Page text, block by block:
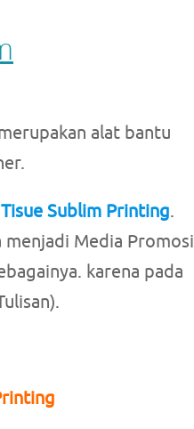
alat bantu
Tisue Sublim Printing.
menjadi Media Promosi
karena pada